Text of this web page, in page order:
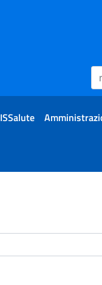
ISSalute